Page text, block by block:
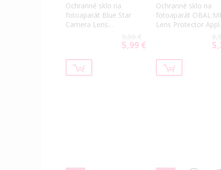
Ochranné sklo na
fotoaparát Blue Star
Camera Lens
Protector Easy Install
9,99 €
Special
5,99 €
Ochranné sklo na
fotoaparát
Lens Protector